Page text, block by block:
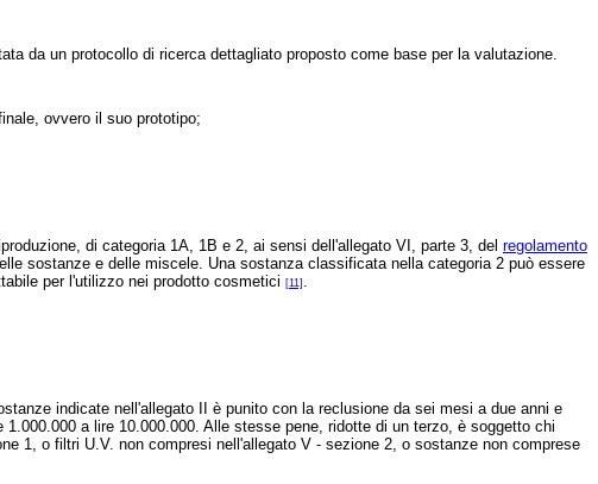
da un protocollo di ricerca dettagliato proposto come base per la valutazione.
ovvero il suo prototipo;
di categoria 1A, 1B e 2, ai sensi dell'allegato VI, parte 3, del regolamento
sostanze e delle miscele. Una sostanza classificata nella categoria 2 può essere
per l'utilizzo nei prodotto cosmetici [11] .
indicate nell'allegato II è punito con la reclusione da sei mesi a due anni e
a lire 10.000.000. Alle stesse pene, ridotte di un terzo, è soggetto chi
1, o filtri U.V. non compresi nell'allegato V - sezione 2, o sostanze non comprese